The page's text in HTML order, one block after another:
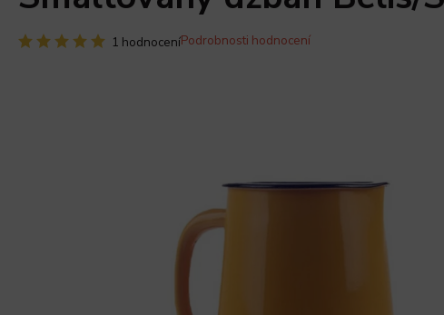
1 hodnoceníPodrobnosti hodnocení